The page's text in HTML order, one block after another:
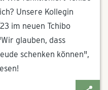
Unsere Kollegin
im neuen Tchibo
glauben, dass
schenken können",